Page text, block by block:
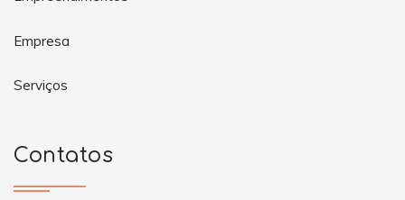
Empresa
Serviços
Contatos